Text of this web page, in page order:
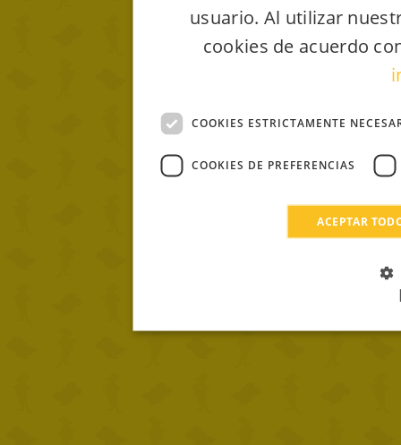
usuario. Al utilizar
cookies de acuerdo
COOKIES ESTRICTAMENTE
COOKIES DE PREFERENCIAS
ACEPTAR